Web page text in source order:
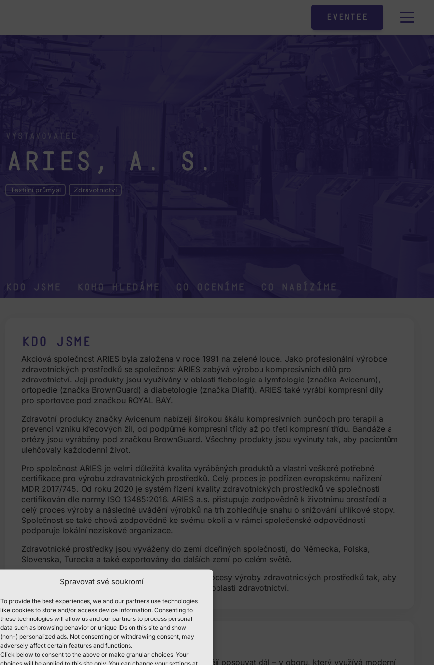
Spravovat své soukromí
To provide the best experiences, we and our partners use technologies
like cookies to store and/or access device information. Consenting to
these technologies will allow us and our partners to process personal
data such as browsing behavior or unique IDs on this site and show
(non-) personalized ads. Not consenting or withdrawing consent, may
adversely affect certain features and functions.
Click below to consent to the above or make granular choices. Your
choices will be applied to this site only. You can change your settings at
Eventee
Vystavovatel
ARIES, a. s.
Textilní průmysl Zdravotnictví
Kdo jsme Koho hledáme Co oceníme co nabízíme
Kdo jsme
Akciová společnost ARIES byla založena v roce 1991 na zelené louce. Jako profesionální výrobce
zdravotnických prostředků se společnost ARIES zabývá výrobou kompresivních dílů pro
zdravotnictví. Její produkty jsou využívány v oblasti flebologie a lymfologie (značka Avicenum),
ortopedie (značka BrownGuard) a diabetologie (značka Diafit). ARIES také vyrábí kompresní díly
pro sportovce pod značkou ROYAL BAY.
Zdravotní produkty značky Avicenum nabízejí širokou škálu kompresivních punčoch pro terapii a
prevenci vzniku křecových žil, od podpůrné kompresní třídy až po třetí kompresní třídu. Bandáže a
ortézy jsou vyráběny pod značkou BrownGuard. Všechny produkty jsou vyvinuty tak, aby pacientům
ulehčovaly každodenní život.
Pro společnost ARIES je velmi důležitá kvalita vyráběných produktů a vlastní veškeré potřebné
certifikace pro výrobu zdravotnických prostředků. Celý proces je podřízen evropskému nařízení
MDR 2017/745. Od roku 2020 je systém řízení kvality zdravotnických prostředků ve společnosti
certifikován dle normy ISO 13485:2016. ARIES a.s. přistupuje zodpovědně k životnímu prostředí a
celý proces výroby a následné uvádění výrobků na trh zohledňuje snahu o snižování uhlíkové stopy.
Společnost se také chová zodpovědně ke svému okolí a v rámci společenské odpovědnosti
podporuje lokální neziskové organizace.
Zdravotnické prostředky jsou vyváženy do zemí dceřiných společností, do Německa, Polska,
Slovenska, Turecka a také exportovány do dalších zemí po celém světě.
Společnost ARIES stále vylepšuje a zdokonaluje procesy výroby zdravotnických prostředků tak, aby
byla profesionálním partnerem lékařů a pacientů v oblasti zdravotnictví.
Koho hledáme
Šikovné, aktivní a pracovité lidi, kteří se s námi chtějí posouvat dál – v oboru, který využívá moderní